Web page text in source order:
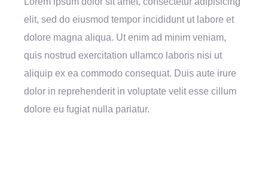
elit, sed do eiusmod tempor incididunt ut labore et
dolore magna aliqua. Ut enim ad minim veniam,
quis nostrud exercitation ullamco laboris nisi ut
aliquip ex ea commodo consequat. Duis aute irure
dolor in reprehenderit in voluptate velit esse cillum
dolore eu fugiat nulla pariatur.